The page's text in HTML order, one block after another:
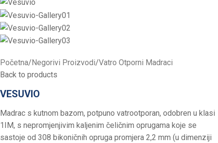
Početna/Negorivi Proizvodi/Vatro Otporni Madraci
Back to products
VESUVIO
Madrac s kutnom bazom, potpuno vatrootporan, odobren u klasi
1IM, s nepromjenjivim kaljenim čeličnim oprugama koje se
sastoje od 308 bikoničnih opruga promjera 2,2 mm (u dimenziji